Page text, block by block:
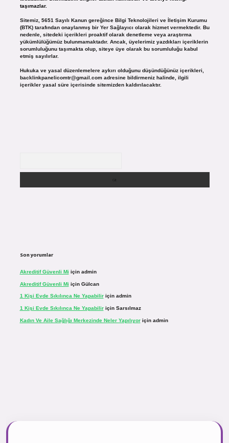
taşımazlar.
Sitemiz, 5651 Sayılı Kanun gereğince Bilgi Teknolojileri ve İletişim Kurumu
(BTK) tarafından onaylanmış bir Yer Sağlayıcı olarak hizmet vermektedir. Bu
nedenle, sitedeki içerikleri proaktif olarak denetleme veya araştırma
yükümlülüğümüz bulunmamaktadır. Ancak, üyelerimiz yazdıkları içeriklerin
sorumluluğunu taşımakta olup, siteye üye olarak bu sorumluluğu kabul
etmiş sayılırlar.
Hukuka ve yasal düzenlemelere aykırı olduğunu düşündüğünüz içerikleri,
backlinkpanelicomtr@gmail.comadresine bildirmeniz halinde, ilgili
içerikler yasal süre içerisinde sitemizden kaldırılacaktır.
Son yorumlar
Akreditif Güvenli Mi için admin
Akreditif Güvenli Mi için Gülcan
1 Kişi Evde Sıkılınca Ne Yapabiliriçin admin
1 Kişi Evde Sıkılınca Ne Yapabiliriçin Sarsılmaz
Kadın Ve Aile Sağlığı Merkezinde Neler Yapılıyoriçin admin